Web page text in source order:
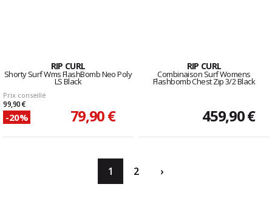
RIP CURL
Shorty Surf Wms FlashBomb Neo Poly
LS Black
Prix conseillé
99,90 €
-20% 79,90 €
RIP CURL
Combinaison Surf Womens
Flashbomb Chest Zip 3/2 Black
459,90 €
1 2 ›